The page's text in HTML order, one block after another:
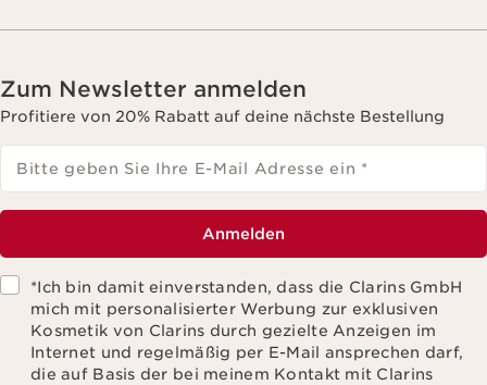
Zum Newsletter anmelden
Profitiere von 20% Rabatt auf deine nächste Bestellung
Bitte geben Sie Ihre E-Mail Adresse ein *
Anmelden
*Ich bin damit einverstanden, dass die Clarins GmbH
mich mit personalisierter Werbung zur exklusiven
Kosmetik von Clarins durch gezielte Anzeigen im
Internet und regelmäßig per E-Mail ansprechen darf,
die auf Basis der bei meinem Kontakt mit Clarins